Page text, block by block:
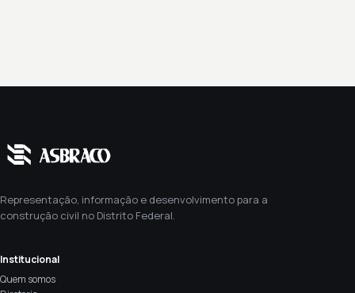
Representação, informação e desenvolvimento para a
construção civil no Distrito Federal.
Institucional
Quem somos